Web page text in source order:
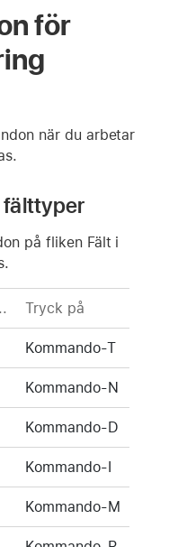
för
när du arbetar
fälttyper
på fliken Fält i
Tryck på
Kommando-T
Kommando-N
Kommando-D
Kommando-I
Kommando-M